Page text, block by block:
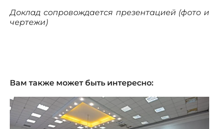
Доклад сопровождается презентацией (фото и
чертежи)
Вам также может быть интересно: